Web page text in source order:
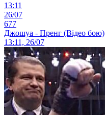
13:11
26/07
677
Джошуа - Пренг (Відео бою)
13:11, 26/07